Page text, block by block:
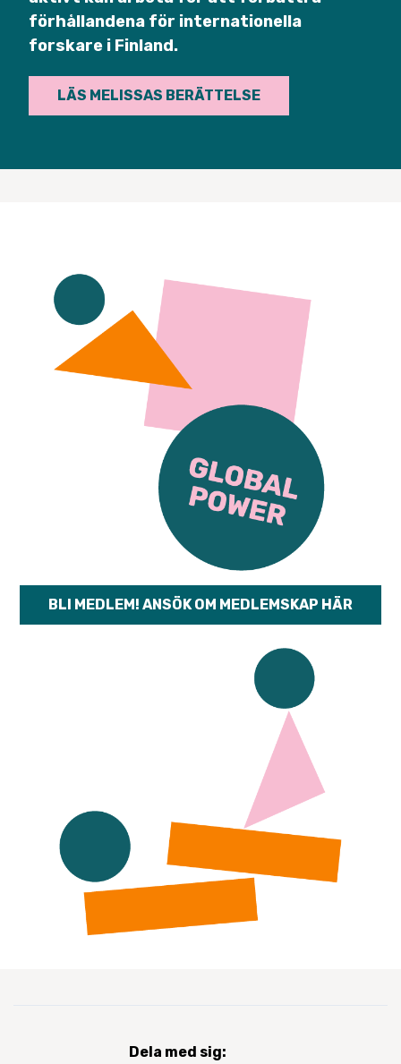
förhållandena för internationella
forskare i Finland.
LÄS MELISSAS BERÄTTELSE
BLI MEDLEM! ANSÖK OM MEDLEMSKAP HÄR
Dela med sig: